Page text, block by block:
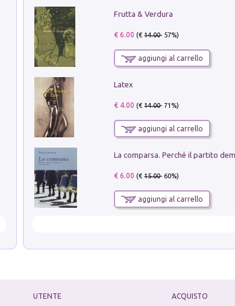
Frutta & Verdura
€ 6.00 (€14.00- 57%)
aggiungi al carrello
Latex
€ 4.00 (€14.00- 71%)
aggiungi al carrello
€ 6.00 (€15.00- 60%)
aggiungi al carrello
UTENTE
ACQUISTO